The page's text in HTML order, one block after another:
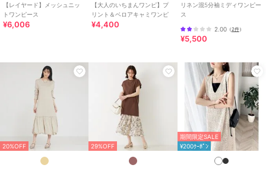
【レイヤード】メッシュニッ
トワンピース
¥6,006
【大人のいちまんワンピ】プ
リント＆ベロアキャミワンピ
¥4,400
リネン混5分袖ミディワンピー
ス
2.00（2件）
¥5,500
20%OFF 29%OFF
期間限定SALE
¥200ｸｰﾎﾟﾝ